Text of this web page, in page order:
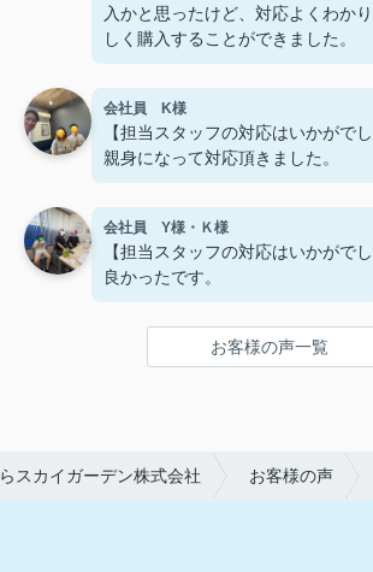
入かと思ったけど、対応よくわか
しく購入することができました。
会社員 K様
【担当スタッフの対応はいかがでし
親身になって対応頂きました。
会社員 Y様・Ｋ様
【担当スタッフの対応はいかがでし
良かったです。
お客様の声一覧
スカイガーデン株式会社 お客様の声